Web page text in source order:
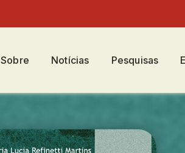
Sobre Notícias Pesquisas